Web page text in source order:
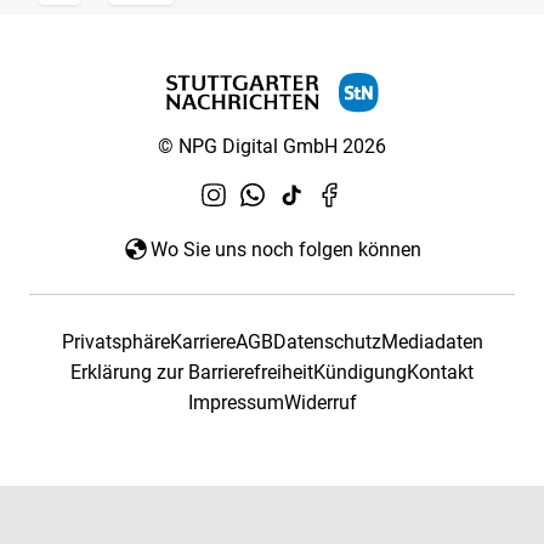
© NPG Digital GmbH 2026
Wo Sie uns noch folgen können
PrivatsphäreKarriereAGBDatenschutzMediadaten
Erklärung zur BarrierefreiheitKündigungKontakt
ImpressumWiderruf